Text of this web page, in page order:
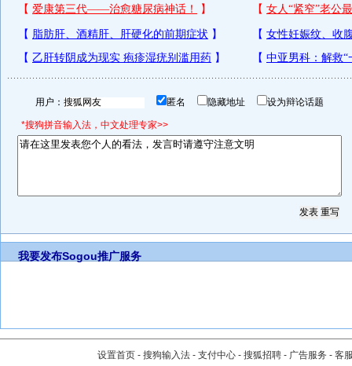
用户： 匿名 隐藏地址 设为辩论话题
*搜狗拼音输入法，中文处理专家>>
我要发布Sogou推广服务
设置首页 - 搜狗输入法 - 支付中心 - 搜狐招聘 - 广告服务 - 客